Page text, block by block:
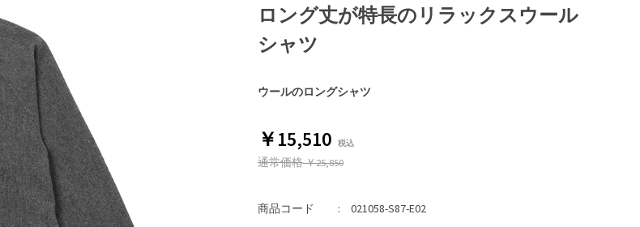
ロング丈が特長のリラックスウール
シャツ
ウールのロングシャツ
￥15,510
通常価格￥25,850
商品コード 021058-S87-E02